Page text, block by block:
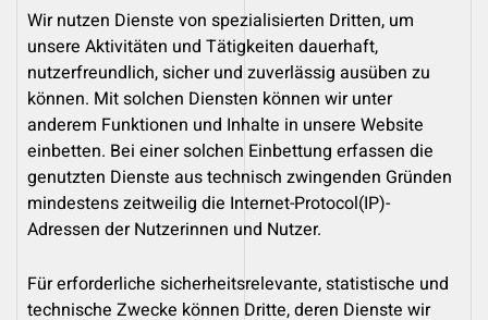
Wir nutzen Dienste von spezialisierten Dritten, um
unsere Aktivitäten und Tätigkeiten dauerhaft,
nutzerfreundlich, sicher und zuverlässig ausüben zu
können. Mit solchen Diensten können wir unter
anderem Funktionen und Inhalte in unsere Website
einbetten. Bei einer solchen Einbettung erfassen die
genutzten Dienste aus technisch zwingenden Gründen
mindestens zeitweilig die Internet-Protocol(IP)-
Adressen der Nutzerinnen und Nutzer.
Für erforderliche sicherheitsrelevante, statistische und
technische Zwecke können Dritte, deren Dienste wir